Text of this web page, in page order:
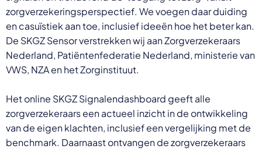
zorgverzekeringsperspectief. We voegen daar duiding
en casuïstiek aan toe, inclusief ideeën hoe het beter kan.
De SKGZ Sensor verstrekken wij aan Zorgverzekeraars
Nederland, Patiëntenfederatie Nederland, ministerie van
VWS, NZA en het Zorginstituut.
Het online SKGZ Signalendashboard geeft alle
zorgverzekeraars een actueel inzicht in de ontwikkeling
van de eigen klachten, inclusief een vergelijking met de
benchmark. Daarnaast ontvangen de zorgverzekeraars